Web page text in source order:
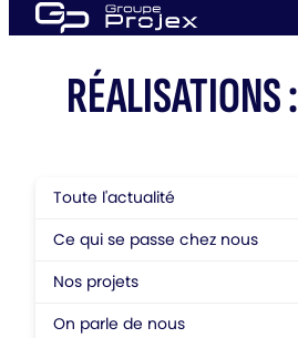
Aller
au
RÉALISATIONS :
Toute l'actualité
Ce qui se passe chez nous
Nos projets
On parle de nous